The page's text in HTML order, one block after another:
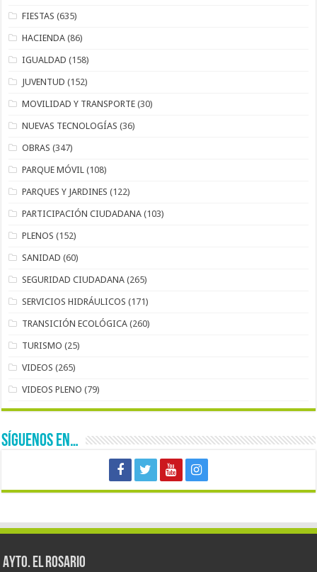
FIESTAS (635)
HACIENDA (86)
IGUALDAD (158)
JUVENTUD (152)
MOVILIDAD Y TRANSPORTE (30)
NUEVAS TECNOLOGÍAS (36)
OBRAS (347)
PARQUE MÓVIL (108)
PARQUES Y JARDINES (122)
PARTICIPACIÓN CIUDADANA (103)
PLENOS (152)
SANIDAD (60)
SEGURIDAD CIUDADANA (265)
SERVICIOS HIDRÁULICOS (171)
TRANSICIÓN ECOLÓGICA (260)
TURISMO (25)
VIDEOS (265)
VIDEOS PLENO (79)
SÍGUENOS EN…
AYTO. EL ROSARIO